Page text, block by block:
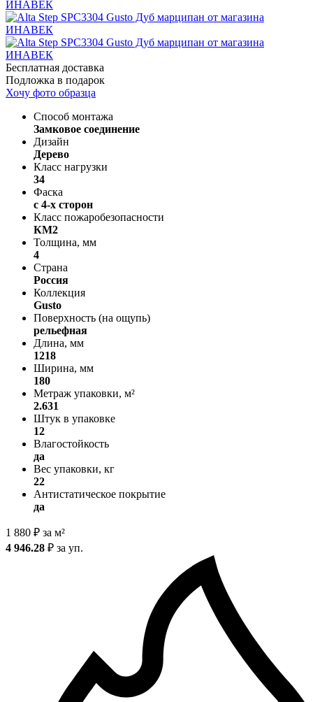
Бесплатная доставка
Подложка в подарок
Хочу фото образца
Способ монтажа
Замковое соединение
Дизайн
Дерево
Класс нагрузки
34
Фаска
с 4-х сторон
Класс пожаробезопасности
КМ2
Толщина, мм
4
Страна
Россия
Коллекция
Gusto
Поверхность (на ощупь)
рельефная
Длина, мм
1218
Ширина, мм
180
Метраж упаковки, м²
2.631
Штук в упаковке
12
Влагостойкость
да
Вес упаковки, кг
22
Антистатическое покрытие
да
1 880 ₽ за м²
4 946.28 ₽ за уп.